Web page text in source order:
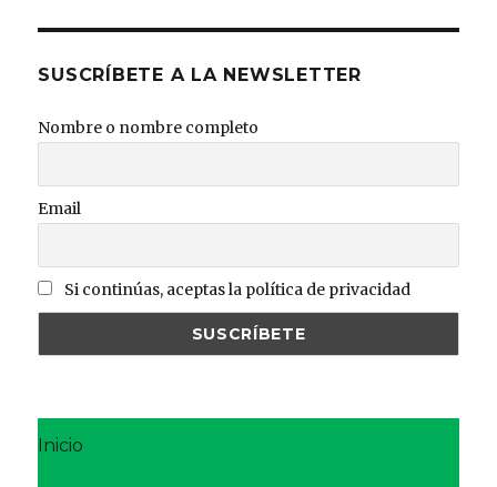
SUSCRÍBETE A LA NEWSLETTER
Nombre o nombre completo
Email
Si continúas, aceptas la política de privacidad
Inicio